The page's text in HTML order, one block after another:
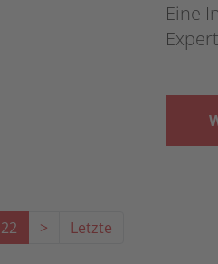
Eine
22 > Letzte